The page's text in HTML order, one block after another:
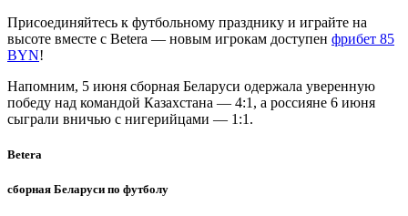
Присоединяйтесь к футбольному празднику и играйте на
высоте вместе с Betera — новым игрокам доступен фрибет 85
BYN!
Напомним, 5 июня сборная Беларуси одержала уверенную
победу над командой Казахстана — 4:1, а россияне 6 июня
сыграли вничью с нигерийцами — 1:1.
Betera
сборная Беларуси по футболу